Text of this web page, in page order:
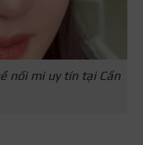
nối mi uy tín tại Cần